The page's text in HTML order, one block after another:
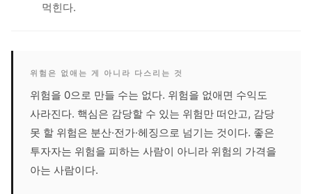
먹힌다.
위험은 없애는 게 아니라 다스리는 것
위험을 0으로 만들 수는 없다. 위험을 없애면 수익도
사라진다. 핵심은 감당할 수 있는 위험만 떠안고, 감당
못 할 위험은 분산·전가·헤징으로 넘기는 것이다. 좋은
투자자는 위험을 피하는 사람이 아니라 위험의 가격을
아는 사람이다.